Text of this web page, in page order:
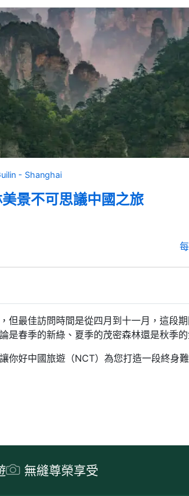
- Shanghai
景不可思議中國之旅
但最佳訪問時間是從四月到十一月，這段
是春季的新綠、夏季的茂密森林還是秋季的
你好中國旅遊（NCT）為您打造一段終身
無縫尊榮享受